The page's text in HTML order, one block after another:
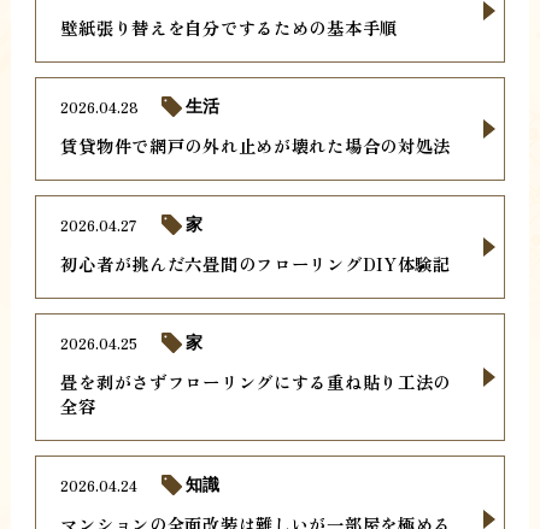
壁紙張り替えを自分でするための基本手順
賃貸物件で網戸の外れ止めが壊れた場合の対処法
2026.04.28 生活
初心者が挑んだ六畳間のフローリングDIY体験記
2026.04.27 家
畳を剥がさずフローリングにする重ね貼り工法の
全容
2026.04.25 家
マンションの全面改装は難しいが一部屋を極める
2026.04.24 知識